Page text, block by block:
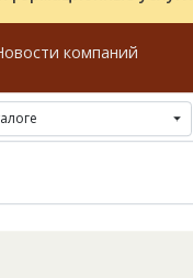
компаний